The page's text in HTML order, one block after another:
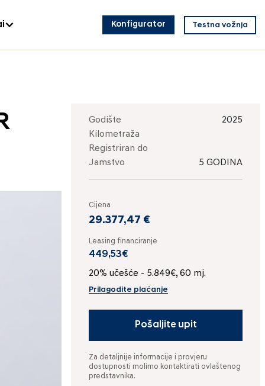
Konfigurator Testna vožnja
Godište
2025
Kilometraža
Registriran do
Jamstvo
5 GODINA
Cijena
29.377,47 €
Leasing financiranje
449,53€
20% učešće - 5.849€, 60 mj.
Prilagodite plaćanje
Pošaljite upit
Za detaljnije informacije i provjeru
dostupnosti molimo kontaktirati ovlaštenog
predstavnika.